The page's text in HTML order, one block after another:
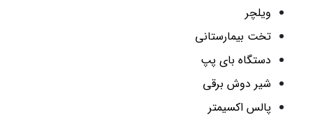
ویلچر
تخت بیمارستانی
دستگاه بای پپ
شیر دوش برقی
پالس اکسیمتر